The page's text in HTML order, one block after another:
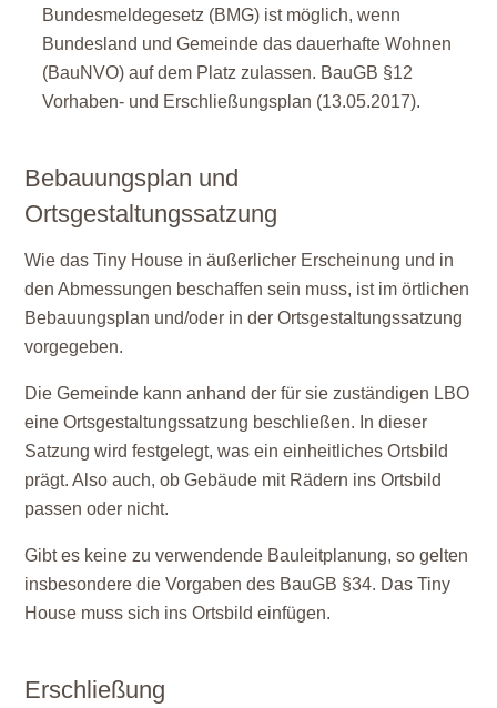
Bundesmeldegesetz (BMG) ist möglich, wenn
Bundesland und Gemeinde das dauerhafte Wohnen
(BauNVO) auf dem Platz zulassen. BauGB §12
Vorhaben- und Erschließungsplan (13.05.2017).
Bebauungsplan und
Ortsgestaltungssatzung
Wie das Tiny House in äußerlicher Erscheinung und in
den Abmessungen beschaffen sein muss, ist im örtlichen
Bebauungsplan und/oder in der Ortsgestaltungssatzung
vorgegeben.
Die Gemeinde kann anhand der für sie zuständigen LBO
eine Ortsgestaltungssatzung beschließen. In dieser
Satzung wird festgelegt, was ein einheitliches Ortsbild
prägt. Also auch, ob Gebäude mit Rädern ins Ortsbild
passen oder nicht.
Gibt es keine zu verwendende Bauleitplanung, so gelten
insbesondere die Vorgaben des BauGB §34. Das Tiny
House muss sich ins Ortsbild einfügen.
Erschließung